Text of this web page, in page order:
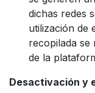
dichas redes
utilización de
recopilada se
de la
Desactivación y